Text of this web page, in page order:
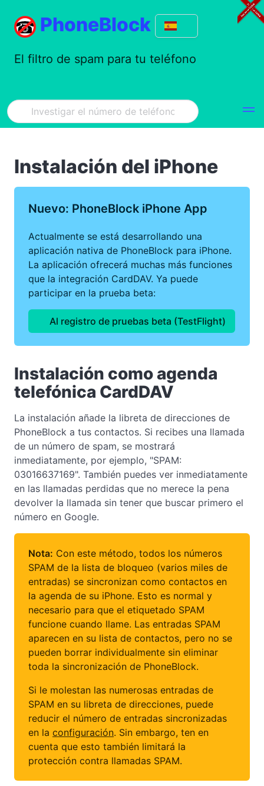
PhoneBlock
El filtro de spam para tu teléfono
Instalación del iPhone
Nuevo: PhoneBlock iPhone App
Actualmente se está desarrollando una
aplicación nativa de PhoneBlock para iPhone.
La aplicación ofrecerá muchas más funciones
que la integración CardDAV. Ya puede
participar en la prueba beta:
Al registro de pruebas beta (TestFlight)
Instalación como agenda
telefónica CardDAV
La instalación añade la libreta de direcciones de
PhoneBlock a tus contactos. Si recibes una llamada
de un número de spam, se mostrará
inmediatamente, por ejemplo, "SPAM:
03016637169". También puedes ver inmediatamente
en las llamadas perdidas que no merece la pena
devolver la llamada sin tener que buscar primero el
número en Google.
Nota: Con este método, todos los números
SPAM de la lista de bloqueo (varios miles de
entradas) se sincronizan como contactos en
la agenda de su iPhone. Esto es normal y
necesario para que el etiquetado SPAM
funcione cuando llame. Las entradas SPAM
aparecen en su lista de contactos, pero no se
pueden borrar individualmente sin eliminar
toda la sincronización de PhoneBlock.
Si le molestan las numerosas entradas de
SPAM en su libreta de direcciones, puede
reducir el número de entradas sincronizadas
en la configuración. Sin embargo, ten en
cuenta que esto también limitará la
protección contra llamadas SPAM.